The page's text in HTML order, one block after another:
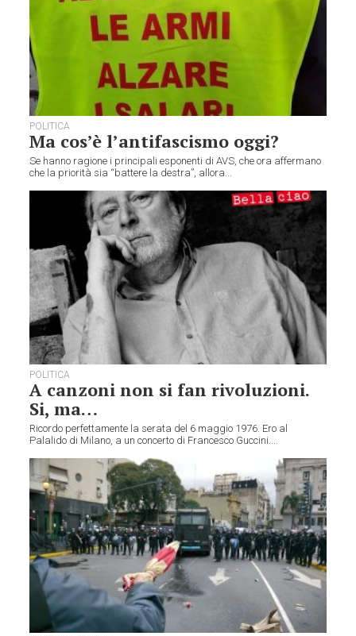
POLITICA
Ma cos’è l’antifascismo oggi?
Se hanno ragione i principali esponenti di AVS, che ora affermano
che la priorità sia “battere la destra”, allora...
POLITICA
A canzoni non si fan rivoluzioni.
Si, ma…
Ricordo perfettamente la serata del 6 maggio 1976. Ero al
Palalido di Milano, a un concerto di Francesco Guccini....